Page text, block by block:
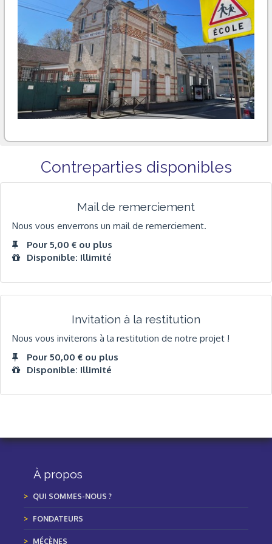
Contreparties disponibles
Mail de remerciement
Nous vous enverrons un mail de remerciement.
Pour 5,00 € ou plus
Disponible: Illimité
Invitation à la restitution
Nous vous inviterons à la restitution de notre projet !
Pour 50,00 € ou plus
Disponible: Illimité
À propos
QUI SOMMES-NOUS ?
FONDATEURS
MÉCÈNES